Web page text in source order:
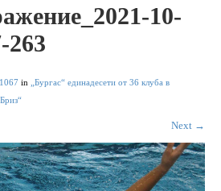
10-
263
in
„Бургас“ единадесети от 36 клуба в
Next →